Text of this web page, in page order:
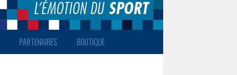
PARTENAIRES BOUTIQUE